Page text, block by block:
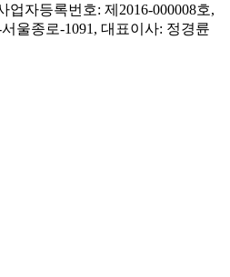
업자등록번호: 제2016-000008호,
울종로-1091, 대표이사: 정경륜